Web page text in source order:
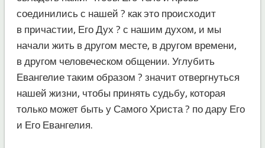
соединились с нашей ? как это происходит
в причастии, Его Дух ? с нашим духом, и мы
начали жить в другом месте, в другом времени,
в другом человеческом общении. Углубить
Евангелие таким образом ? значит отвергнуться
нашей жизни, чтобы принять судьбу, которая
только может быть у Самого Христа ? по дару Его
и Его Евангелия.